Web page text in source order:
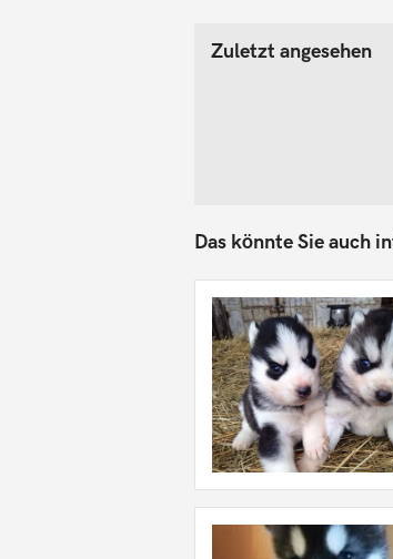
Zuletzt angesehen
Das könnte Sie auch